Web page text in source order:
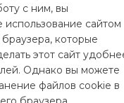
ЦРБ
с ним, вы
сайтом
которые
этот сайт
Однако вы можете
файлов cookie в